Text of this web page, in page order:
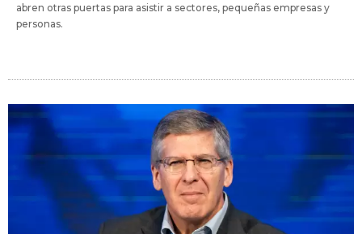
abren otras puertas para asistir a sectores, pequeñas empresas y
personas.